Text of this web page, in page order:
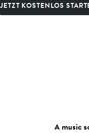
JETZT KOSTENLOS
A music